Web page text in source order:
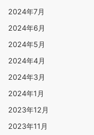
2024年7月
2024年6月
2024年5月
2024年4月
2024年3月
2024年1月
2023年12月
2023年11月